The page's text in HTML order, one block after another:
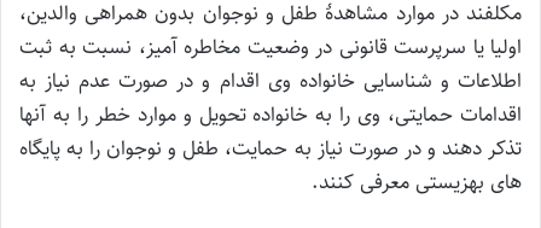
مکلفند در موارد مشاهدۀ طفل و نوجوان بدون همراهی والدین،
اولیا یا سرپرست قانونی در وضعیت مخاطره آمیز، نسبت به ثبت
اطلاعات و شناسایی خانواده وی اقدام و در صورت عدم نیاز به
اقدامات حمایتی، وی را به خانواده تحویل و موارد خطر را به آنها
تذکر دهند و در صورت نیاز به حمایت، طفل و نوجوان را به پایگاه
های بهزیستی معرفی کنند.